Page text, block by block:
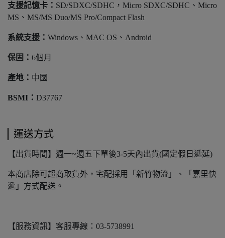
支援記憶卡： SD/SDXC/SDHC，Micro SDXC/SDHC、Micro
MS、MS/MS Duo/MS Pro/Compact Flash
系統支援： Windows、MAC OS、Android
保固： 6個月
產地： 中國
BSMI： D37767
運送方式
【出貨時間】週一~週五下單後3-5天內出貨(國定假日遞延)
本商店除可超商取貨外，宅配採用「新竹物流」、「嘉里快
遞」方式配送。
【服務資訊】客服專線：03-5738991